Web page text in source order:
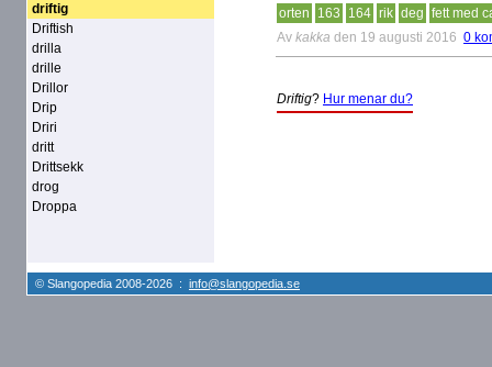
driftig
Driftish
drilla
drille
Drillor
Drip
Driri
dritt
Drittsekk
drog
Droppa
orten 163 164 rik deg fett med
Av kakka den 19 augusti 2016 0
Driftig? Hur menar du?
© Slangopedia 2008-2026 : info@slangopedia.se